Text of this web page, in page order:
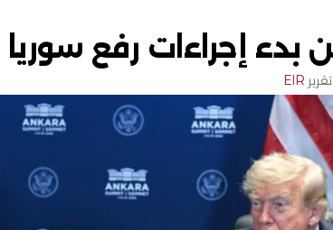
بدء إجراءات رفع
تقرير EIR